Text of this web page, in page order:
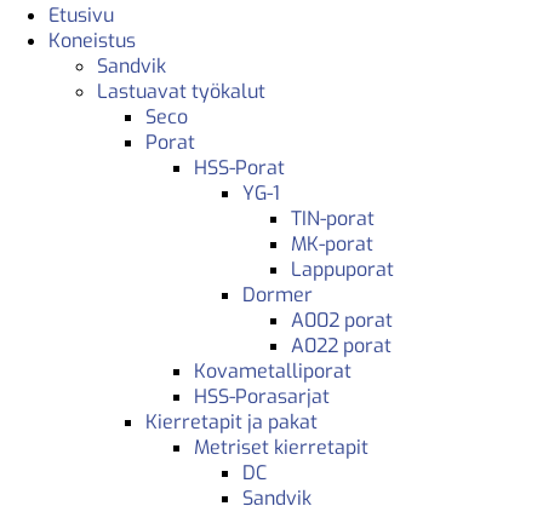
Etusivu
Koneistus
Sandvik
Lastuavat työkalut
Seco
Porat
HSS-Porat
YG-1
TIN-porat
MK-porat
Lappuporat
Dormer
A002 porat
A022 porat
Kovametalliporat
HSS-Porasarjat
Kierretapit ja pakat
Metriset kierretapit
DC
Sandvik